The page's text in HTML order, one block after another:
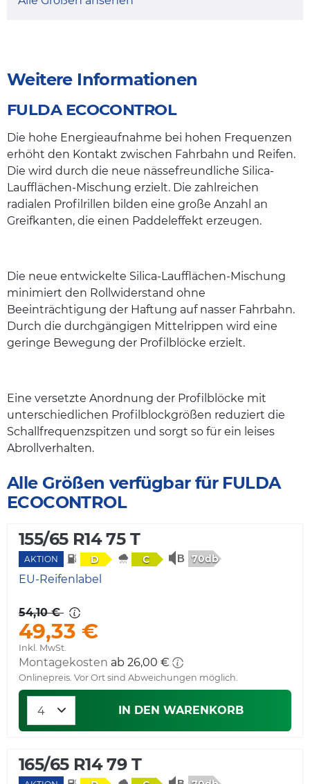
Weitere Informationen
FULDA ECOCONTROL
Die hohe Energieaufnahme bei hohen Frequenzen
erhöht den Kontakt zwischen Fahrbahn und Reifen.
Die wird durch die neue nässefreundliche Silica-
Laufflächen-Mischung erzielt. Die zahlreichen
radialen Profilrillen bilden eine große Anzahl an
Greifkanten, die einen Paddeleffekt erzeugen.
Die neue entwickelte Silica-Laufflächen-Mischung
minimiert den Rollwiderstand ohne
Beeinträchtigung der Haftung auf nasser Fahrbahn.
Durch die durchgängigen Mittelrippen wird eine
geringe Bewegung der Profilblöcke erzielt.
Eine versetzte Anordnung der Profilblöcke mit
unterschiedlichen Profilblockgrößen reduziert die
Schallfrequenzspitzen und sorgt so für ein leises
Abrollverhalten.
Alle Größen verfügbar für FULDA
ECOCONTROL
155/65 R14 75 T
AKTION D C 70db
EU-Reifenlabel
54,10 €
49,33 €
Inkl. MwSt.
Montagekosten ab 26,00 €
Onlinepreis. Vor Ort sind Abweichungen möglich.
IN DEN WARENKORB
165/65 R14 79 T